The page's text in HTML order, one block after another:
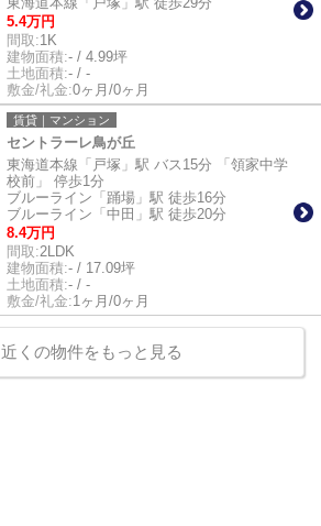
5.4万円
間取:1K
建物面積:- / 4.99坪
土地面積:- / -
敷金/礼金:0ヶ月/0ヶ月
賃貸｜マンション
セントラーレ鳥が丘
東海道本線「戸塚」駅 バス15分 「領家中学
校前」 停歩1分
ブルーライン「踊場」駅 徒歩16分
ブルーライン「中田」駅 徒歩20分
8.4万円
間取:2LDK
建物面積:- / 17.09坪
土地面積:- / -
敷金/礼金:1ヶ月/0ヶ月
近くの物件をもっと見る